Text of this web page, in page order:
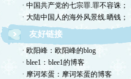
· 中国共产党的七宗罪.罪不容诛；
· 大陆中国人的海外风景线.晒钱；
友好链接
· 欧阳峰：欧阳峰的blog
· blee1：blee1的博客
· 摩诃笨蛋：摩诃笨蛋的博客